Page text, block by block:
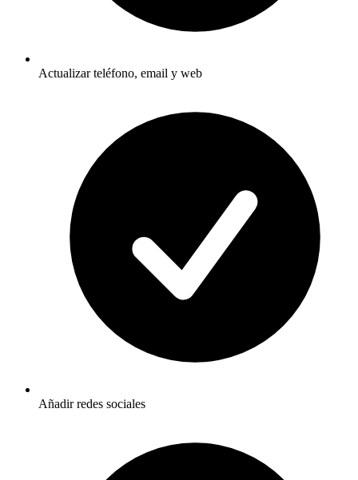
Actualizar teléfono, email y web
Añadir redes sociales